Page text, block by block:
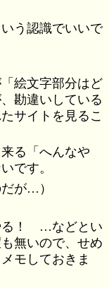
う認識でいいで
絵文字部分はど
勘違いしている
サイトを見るこ
る「へんなや
です。
が…）
る！ …などとい
無いので、せめ
モしておきま